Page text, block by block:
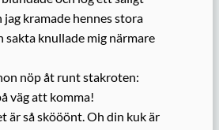
jag kramade hennes stora
sakta knullade mig närmare
nöp åt runt stakroten:
väg att komma!
är så skööönt. Oh din kuk är